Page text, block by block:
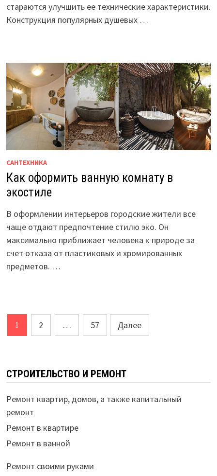
стараются улучшить ее технические характеристики.
Конструкция популярных душевых …
САНТЕХНИКА
Как оформить ванную комнату в
экостиле
В оформлении интерьеров городские жители все
чаще отдают предпочтение стилю эко. Он
максимально приближает человека к природе за
счет отказа от пластиковых и хромированных
предметов. …
Навигация
по
1 2 … 57 Далее
СТРОИТЕЛЬСТВО И РЕМОНТ
Ремонт квартир, домов, а также капитальный
ремонт
Ремонт в квартире
Ремонт в ванной
Ремонт своими руками